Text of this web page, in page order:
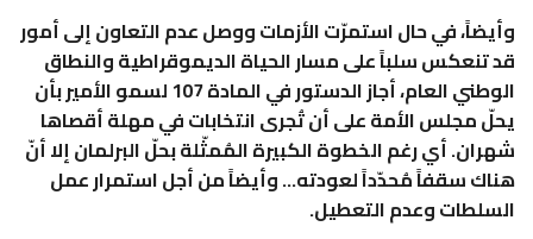
وأيضاً، في حال استمرّت الأزمات ووصل عدم التعاون إلى أمور
قد تنعكس سلباً على مسار الحياة الديموقراطية والنطاق
الوطني العام، أجاز الدستور في المادة 107 لسمو الأمير بأن
يحلّ مجلس الأمة على أن تُجرى انتخابات في مهلة أقصاها
شهران. أي رغم الخطوة الكبيرة المُمثّلة بحلّ البرلمان إلا أنّ
هناك سقفاً مُحدّداً لعودته… وأيضاً من أجل استمرار عمل
السلطات وعدم التعطيل.